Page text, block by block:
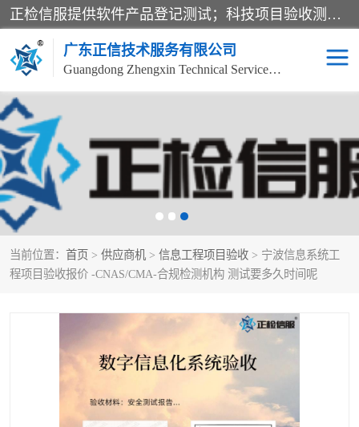
正检信服提供软件产品登记测试；科技项目验收测试；产品确认测试；功能测试；性能测试；安全测试；代码审计测试；漏洞扫描测试；渗透测试；风险评估测试；信息安全等级保护测评；双软认定；实验室建设质量体系建设；软件着作权、软件评测等服务。
广东正信技术服务有限公司
Guangdong Zhengxin Technical Service Co., Ltd
当前位置： 首页 > 供应商机 > 信息工程项目验收 > 宁波信息系统工
程项目验收报价 -CNAS/CMA-合规检测机构 测试要多久时间呢
电子政务验收测评 数字信息化验收测评
应用软件系统测试 信息系统漏洞扫描
科技成果鉴定测试
信息安全风险评估 系统性能效率测试